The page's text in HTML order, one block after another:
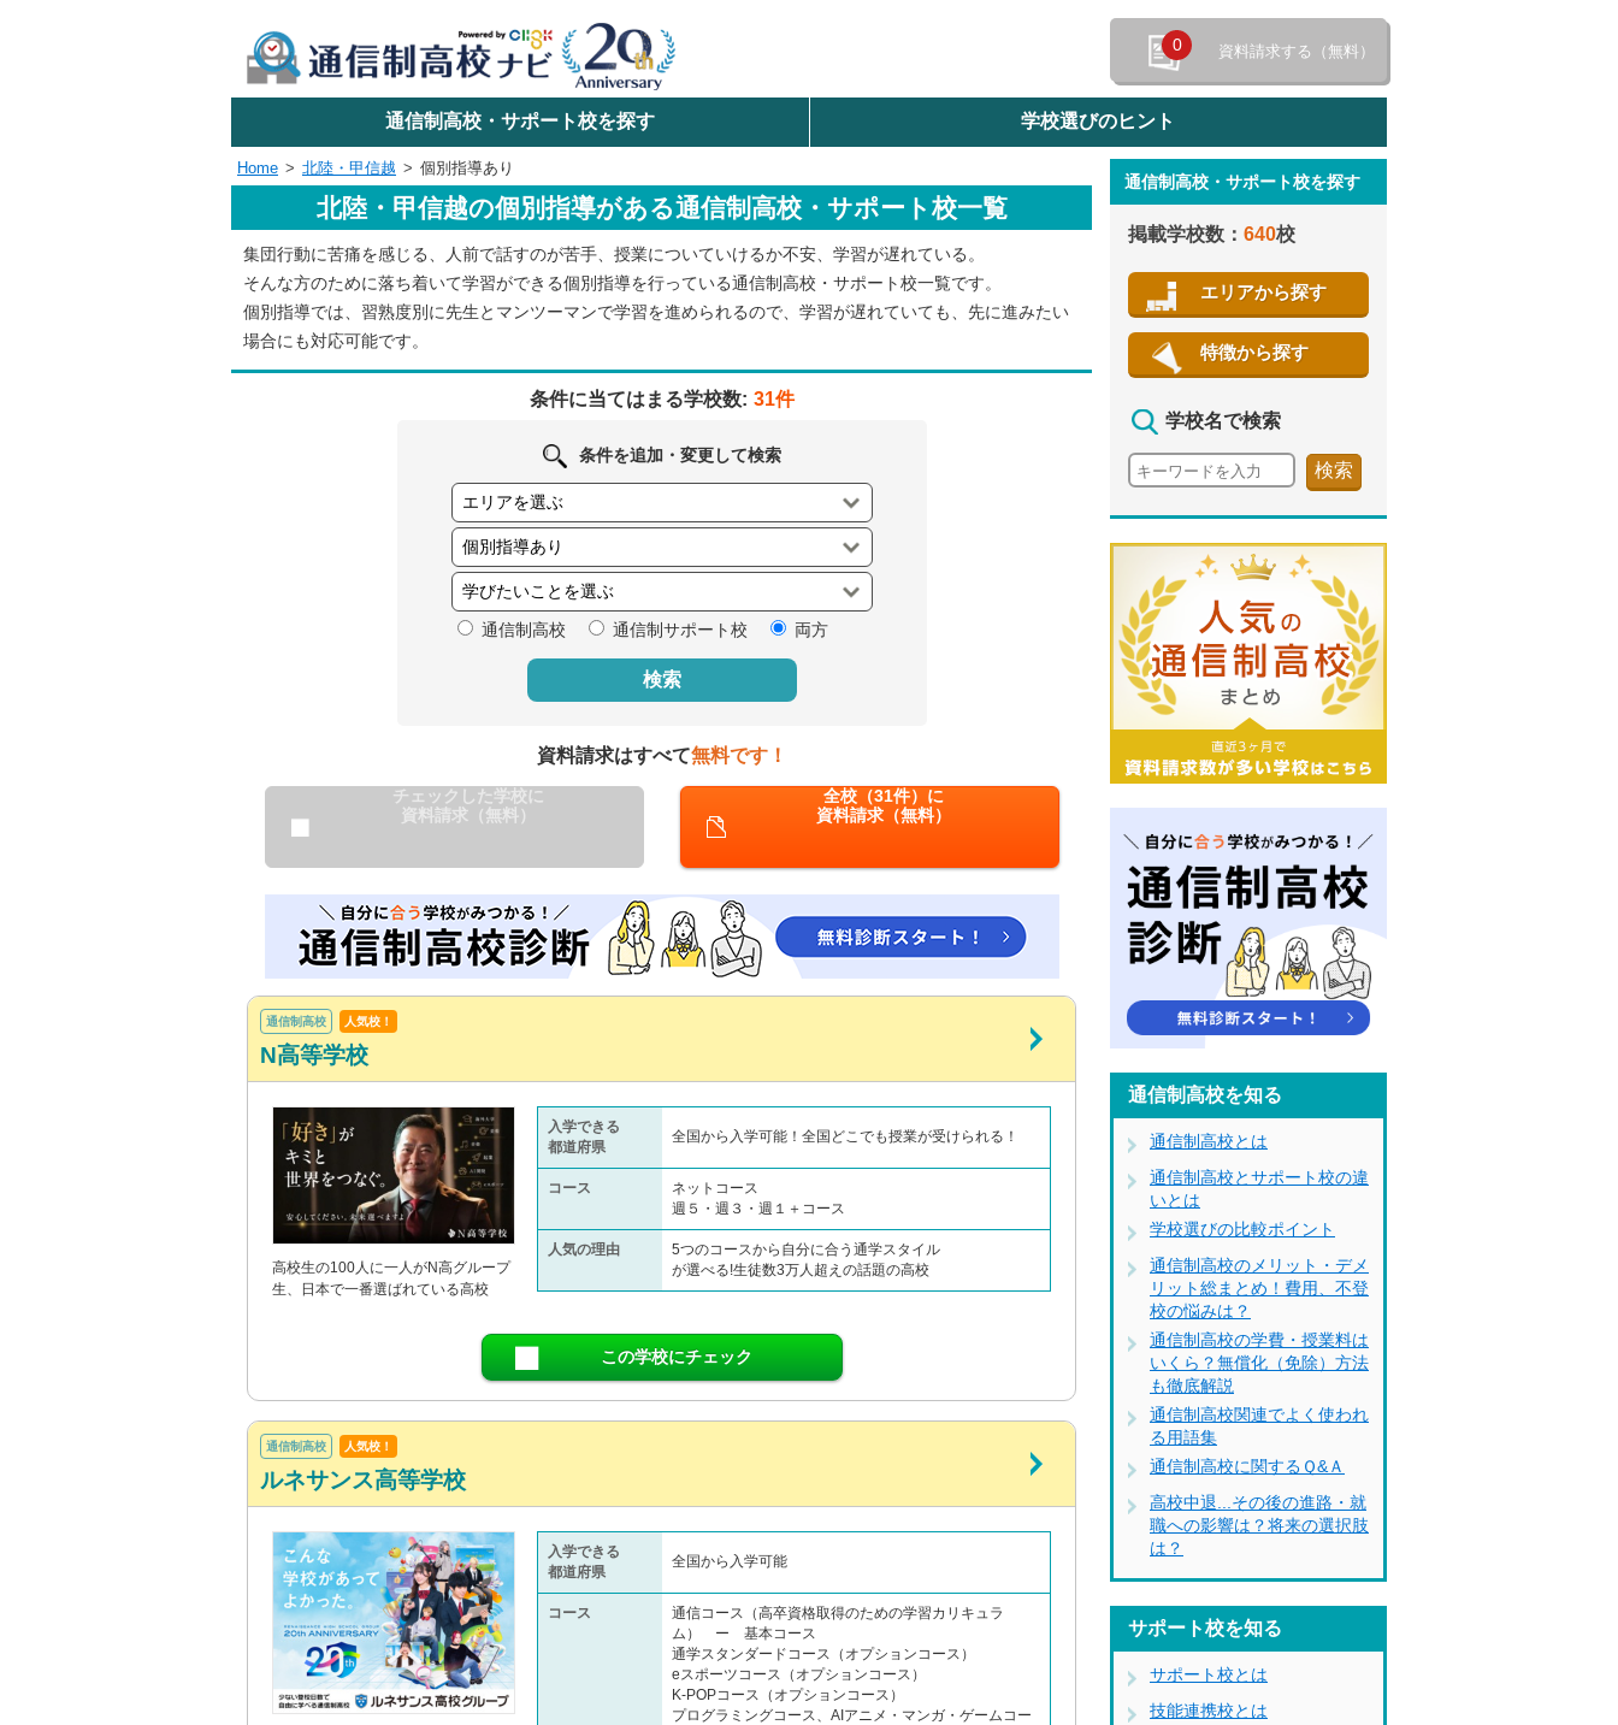
0 資料請求する（無料）
学校名で探す
検索
エリアから探す
エリアを選択して探す
関東 北海道・東北
東海 北陸・甲信越
九州・沖縄
閉じる
通信制高校・サポート校を探す 学校選びのヒント
Home 北陸・甲信越 個別指導あり
北陸・甲信越の個別指導がある通信制高校・サポート校一覧
集団行動に苦痛を感じる、人前で話すのが苦手、授業についていけるか不安、学習が遅れている。
そんな方のために落ち着いて学習ができる個別指導を行っている通信制高校・サポート校一覧です。
個別指導では、習熟度別に先生とマンツーマンで学習を進められるので、学習が遅れていても、先に進みたい
場合にも対応可能です。
条件に当てはまる学校数: 31件
条件を追加・変更して検索
通信制高校 通信制サポート校 両方
検索
資料請求はすべて無料です！
チェックした学校に
資料請求（無料）
全校（31件）に
資料請求（無料）
通信制高校 人気校！
N高等学校
高校生の100人に一人がN高グループ
生、日本で一番選ばれている高校
入学できる
都道府県
全国から入学可能！全国どこでも授業が受けられる！
コース
ネットコース
週５・週３・週１＋コース
人気の理由
5つのコースから自分に合う通学スタイル
が選べる!生徒数3万人超えの話題の高校
この学校にチェック
通信制高校 人気校！
ルネサンス高等学校
入学できる
都道府県
全国から入学可能
コース
通信コース（高卒資格取得のための学習カリキュラ
ム） ー 基本コース
通学スタンダードコース（オプションコース）
eスポーツコース（オプションコース）
K-POPコース（オプションコース）
プログラミングコース、AIアニメ・マンガ・ゲームコー
通信制高校・サポート校を探す
掲載学校数： 640校
エリアから探す
特徴から探す
学校名で検索
通信制高校を知る
通信制高校とは
通信制高校とサポート校の違
いとは
学校選びの比較ポイント
通信制高校のメリット・デメ
リット総まとめ！費用、不登
校の悩みは？
通信制高校の学費・授業料は
いくら？無償化（免除）方法
も徹底解説
通信制高校関連でよく使われ
る用語集
通信制高校に関するＱ&Ａ
高校中退...その後の進路・就
職への影響は？将来の選択肢
は？
サポート校を知る
サポート校とは
技能連携校とは